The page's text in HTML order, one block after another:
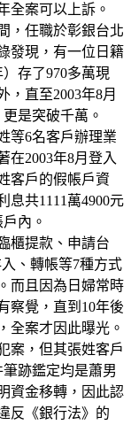
全案可以上訴。
，任職於彰銀台北
發現，有一位日籍
存了970多萬現
，直至2003年8月
是突破千萬。
等6名客戶辦理業
在2003年8月登入
客戶的假帳戶資
息共1111萬4900元
內。
櫃提款、申請台
、轉帳等7種方式
而且因為日婦常時
察覺，直到10年後
全案才因此曝光。
案，但其張姓客戶
跡鑑定均是蕭男
資金移轉，因此認
反《銀行法》的